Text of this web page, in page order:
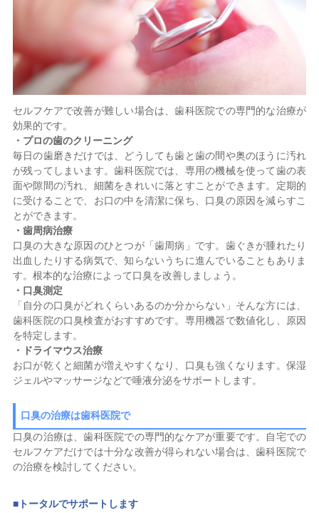
セルフケアで改善が難しい場合は、歯科医院での専門的な治療が
効果的です。
・プロの歯のクリーニング
毎日の歯磨きだけでは、どうしても歯と歯の間や奥のほうに汚れ
が残ってしまいます。歯科医院では、専用の機械を使って歯の表
面や隙間の汚れ、細菌をきれいに落とすことができます。定期的
に受けることで、お口の中を清潔に保ち、口臭の原因を減らすこ
とができます。
・歯周病治療
口臭の大きな原因のひとつが「歯周病」です。歯ぐきが腫れたり
出血したりする病気で、知らないうちに進んでいることもありま
す。根本的な治療によって口臭を改善しましょう。
・口臭測定
「自分の口臭がどれくらいあるのか分からない」そんな方には、
歯科医院の口臭検査がおすすめです。専用機器で数値化し、原因
を特定します。
・ドライマウス治療
お口が乾くと細菌が増えやすくなり、口臭も強くなります。保湿
ジェルやマッサージなどで唾液分泌をサポートします。
口臭の治療は歯科医院で
口臭の治療は、歯科医院での専門的なケアが重要です。自宅での
セルフケアだけでは十分な改善が得られない場合は、歯科医院で
の治療を検討してください。
■トータルでサポートします